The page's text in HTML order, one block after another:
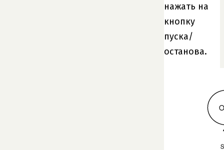
нажать на
кнопку
пуска/
останова.